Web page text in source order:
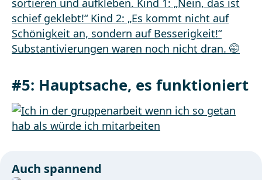
#5: Hauptsache, es funktioniert
Auch spannend